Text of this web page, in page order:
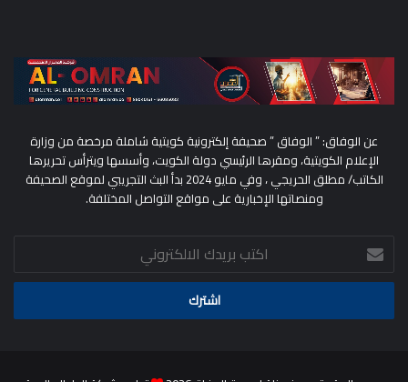
عن الوفاق: ” الوفاق ” صحيفة إلكترونية كويتية شاملة مرخصة من وزارة
الإعلام الكويتية، ومقرها الرئيسي دولة الكويت، وأسسها ويترأس تحريرها
الكاتب/ مطلق الحريجي ، وفي مايو 2024 بدأ البث التجريبي لموقع الصحيفة
ومنصاتها الإخبارية على مواقع التواصل المختلفة.
اكتب
بريدك
الالكتروني